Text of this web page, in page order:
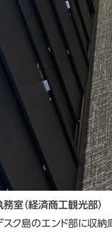
務室（経済商工観光部）
スク島のエンド部に収納